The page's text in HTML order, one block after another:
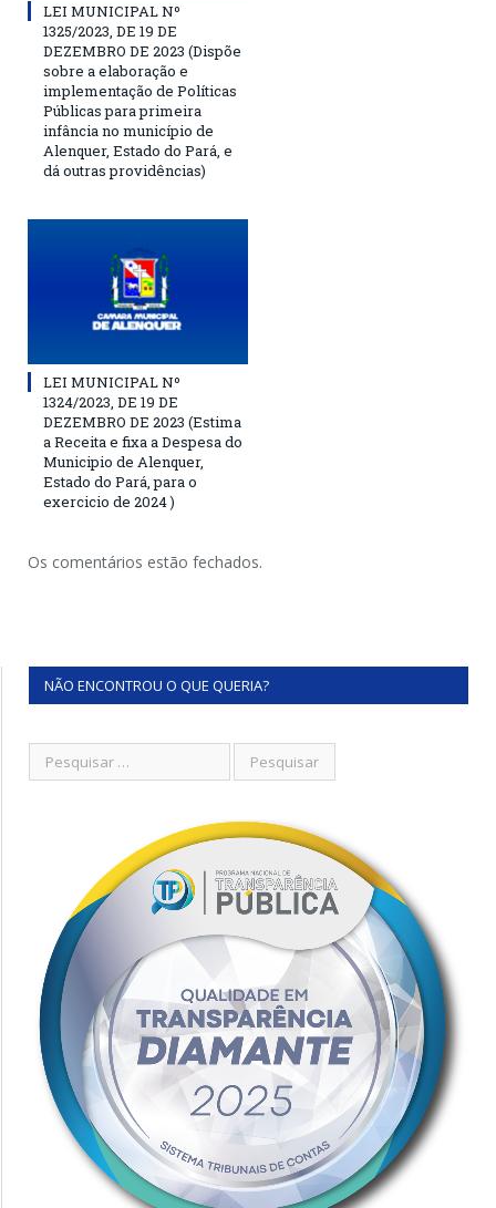
LEI MUNICIPAL Nº
1325/2023, DE 19 DE
DEZEMBRO DE 2023 (Dispõe
sobre a elaboração e
implementação de Políticas
Públicas para primeira
infância no município de
Alenquer, Estado do Pará, e
dá outras providências)
LEI MUNICIPAL Nº
1324/2023, DE 19 DE
DEZEMBRO DE 2023 (Estima
a Receita e fixa a Despesa do
Municipio de Alenquer,
Estado do Pará, para o
exercicio de 2024 )
Os comentários estão fechados.
NÃO ENCONTROU O QUE QUERIA?